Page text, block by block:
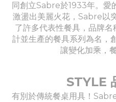
同創立Sabre於1933年。愛
激盪出美麗火花，Sabre以
了許多代表性餐具，品牌
計並生產的餐具系列為名，
讓變化加乘，
STYLE
有別於傳統餐桌用具！